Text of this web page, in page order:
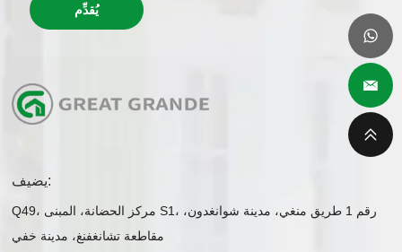
يُقدِّم
يضيف:
Q49، مركز الحضانة، المبنى S1، رقم 1 طريق منغي، مدينة شوانغدون،
مقاطعة تشانغفنغ، مدينة خفي